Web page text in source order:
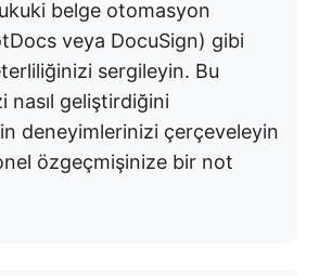
belge otomasyon
veya DocuSign) gibi
sergileyin. Bu
nasıl geliştirdiğini
deneyimlerinizi çerçeveleyin
özgeçmişinize bir not